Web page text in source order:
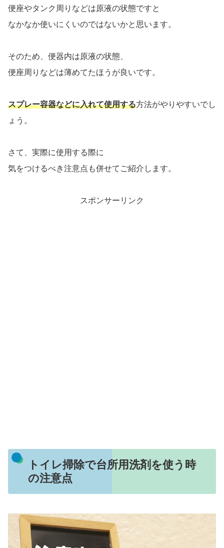
便座やタンク周りなどは原液の状態ですと
なかなか使いにくいのではないかと思います。
そのため、便器内は原液の状態、
便座周りなどは薄めてたほうが良いです。
スプレー容器などに入れて使用する方法がやりやすいでし
ょう。
さて、実際に使用する際に
気をつけるべき注意点も併せてご紹介します。
スポンサーリンク
トイレ掃除で台所用洗剤を使う時
の注意点